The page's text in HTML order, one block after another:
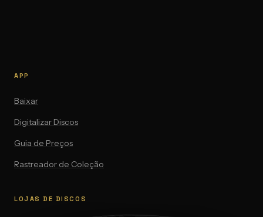
APP
Baixar
Digitalizar Discos
Guia de Preços
Rastreador de Coleção
LOJAS DE DISCOS